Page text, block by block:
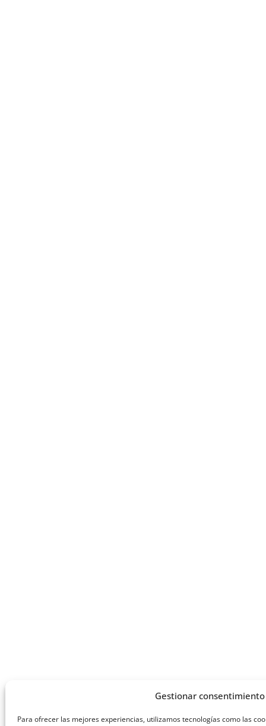
Gestionar consentimiento
Para ofrecer las mejores experiencias, utilizamos tecnologías como las